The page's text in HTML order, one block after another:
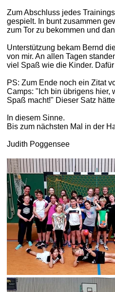
Zum Abschluss jedes
gespielt. In bunt zusammen
zum Tor zu bekommen und
Unterstützung bekam Bernd
von mir. An allen Tagen
viel Spaß wie die Kinder.
PS: Zum Ende noch ein Zitat
Camps: "Ich bin übrigens hier,
Spaß macht!" Dieser Satz
In diesem Sinne.
Bis zum nächsten Mal in der
Judith Poggensee